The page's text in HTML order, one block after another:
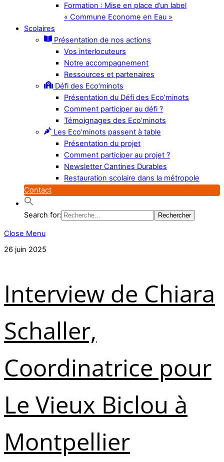
Formation : Mise en place d’un label
« Commune Econome en Eau »
Scolaires
Présentation de nos actions
Vos interlocuteurs
Notre accompagnement
Ressources et partenaires
Défi des Eco’minots
Présentation du Défi des Eco’minots
Comment participer au défi ?
Témoignages des Eco’minots
Les Eco’minots passent à table
Présentation du projet
Comment participer au projet ?
Newsletter Cantines Durables
Restauration scolaire dans la métropole
Contact
Search for:
Close Menu
26 juin 2025
Interview de Chiara
Schaller,
Coordinatrice pour
Le Vieux Biclou à
Montpellier